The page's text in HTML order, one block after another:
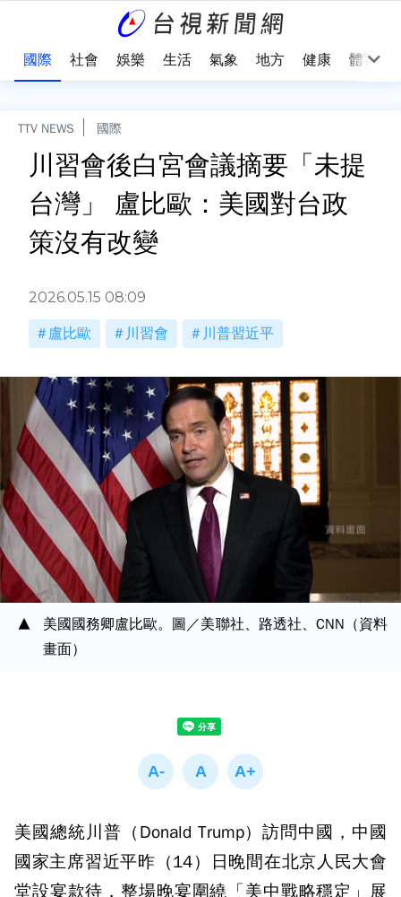
國際 社會 娛樂 生活 氣象 地方 健康 體育
TTV NEWS 國際
川習會後白宮會議摘要「未提
台灣」 盧比歐：美國對台政
策沒有改變
2026.05.15 08:09
盧比歐 川習會 川普習近平
美國國務卿盧比歐。圖／美聯社、路透社、CNN（資料
畫面）
美國總統川普（Donald Trump）訪問中國，中國
國家主席習近平昨（14）日晚間在北京人民大會
堂設宴款待，整場晚宴圍繞「美中戰略穩定」展